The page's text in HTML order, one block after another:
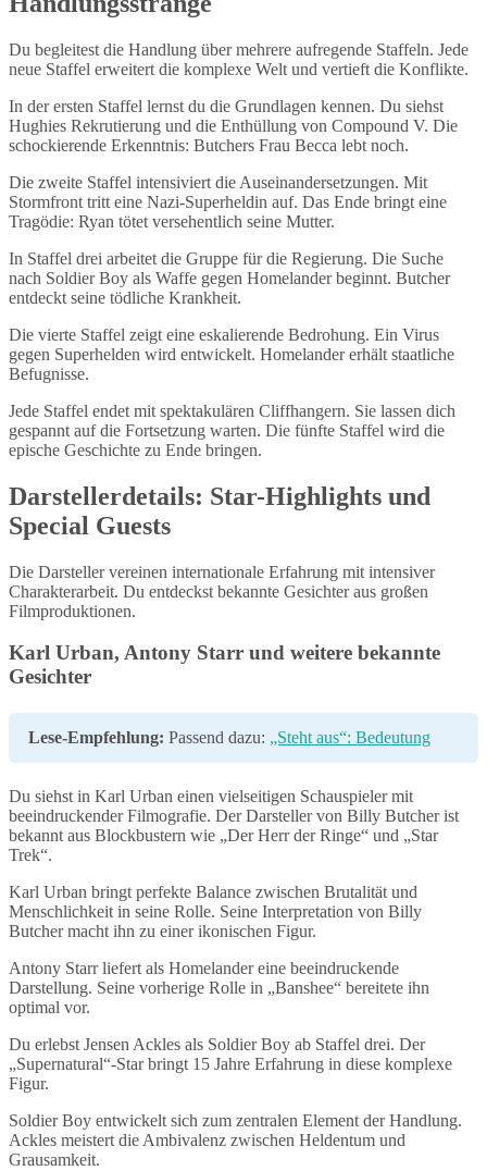
Du begleitest die Handlung über mehrere aufregende Staffeln. Jede
neue Staffel erweitert die komplexe Welt und vertieft die Konflikte.
In der ersten Staffel lernst du die Grundlagen kennen. Du siehst
Hughies Rekrutierung und die Enthüllung von Compound V. Die
schockierende Erkenntnis: Butchers Frau Becca lebt noch.
Die zweite Staffel intensiviert die Auseinandersetzungen. Mit
Stormfront tritt eine Nazi-Superheldin auf. Das Ende bringt eine
Tragödie: Ryan tötet versehentlich seine Mutter.
In Staffel drei arbeitet die Gruppe für die Regierung. Die Suche
nach Soldier Boy als Waffe gegen Homelander beginnt. Butcher
entdeckt seine tödliche Krankheit.
Die vierte Staffel zeigt eine eskalierende Bedrohung. Ein Virus
gegen Superhelden wird entwickelt. Homelander erhält staatliche
Befugnisse.
Jede Staffel endet mit spektakulären Cliffhangern. Sie lassen dich
gespannt auf die Fortsetzung warten. Die fünfte Staffel wird die
epische Geschichte zu Ende bringen.
Darstellerdetails: Star-Highlights und
Special Guests
Die Darsteller vereinen internationale Erfahrung mit intensiver
Charakterarbeit. Du entdeckst bekannte Gesichter aus großen
Filmproduktionen.
Karl Urban, Antony Starr und weitere bekannte
Gesichter
Lese-Empfehlung: Passend dazu: „Steht aus“: Bedeutung
Du siehst in Karl Urban einen vielseitigen Schauspieler mit
beeindruckender Filmografie. Der Darsteller von Billy Butcher ist
bekannt aus Blockbustern wie „Der Herr der Ringe“ und „Star
Trek“.
Karl Urban bringt perfekte Balance zwischen Brutalität und
Menschlichkeit in seine Rolle. Seine Interpretation von Billy
Butcher macht ihn zu einer ikonischen Figur.
Antony Starr liefert als Homelander eine beeindruckende
Darstellung. Seine vorherige Rolle in „Banshee“ bereitete ihn
optimal vor.
Du erlebst Jensen Ackles als Soldier Boy ab Staffel drei. Der
„Supernatural“-Star bringt 15 Jahre Erfahrung in diese komplexe
Figur.
Soldier Boy entwickelt sich zum zentralen Element der Handlung.
Ackles meistert die Ambivalenz zwischen Heldentum und
Grausamkeit.